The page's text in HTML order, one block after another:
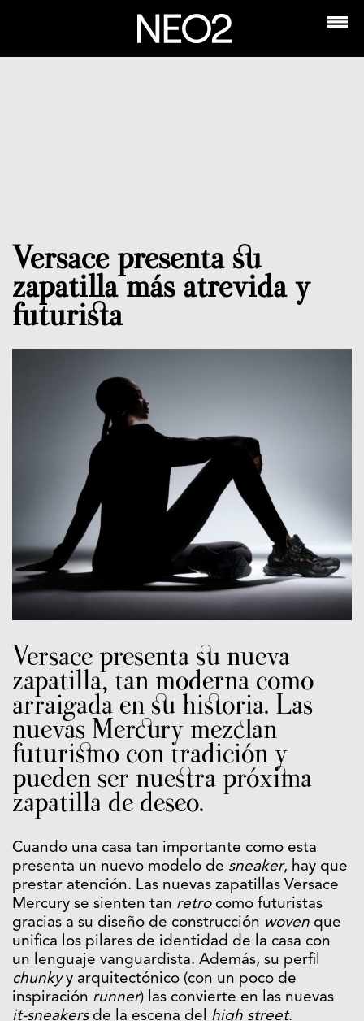
Versace presenta su
zapatilla más atrevida y
futurista
Versace presenta su nueva
zapatilla, tan moderna como
arraigada en su historia. Las
nuevas Mercury mezclan
futurismo con tradición y
pueden ser nuestra próxima
zapatilla de deseo.
Cuando una casa tan importante como esta
presenta un nuevo modelo de sneaker, hay que
prestar atención. Las nuevas zapatillas Versace
Mercury se sienten tan retrocomo futuristas
gracias a su diseño de construcción woven que
unifica los pilares de identidad de la casa con
un lenguaje vanguardista. Además, su perfil
chunkyy arquitectónico (con un poco de
inspiración runner) las convierte en las nuevas
it-sneakersde la escena del high street.